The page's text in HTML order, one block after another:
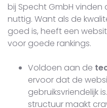
bij Specht GmbH
nuttig. Want als de
goed is, heeft een
voor goede rankings.
Voldoen aan de
ervoor dat de
gebruiksvriendelijk
structuur maakt